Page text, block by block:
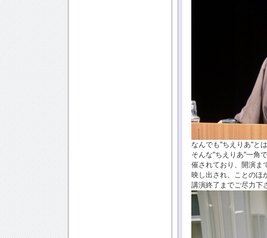
なんでも"ちえりあ"と
そんな"ちえりあ"一角
催されており、開演ま
映し出され、ことのほ
講演終了までご尽力下